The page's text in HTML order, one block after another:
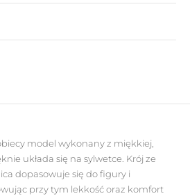
model wykonany z miękkiej,
układa się na sylwetce. Krój ze
dopasowuje się do figury i
przy tym lekkość oraz komfort